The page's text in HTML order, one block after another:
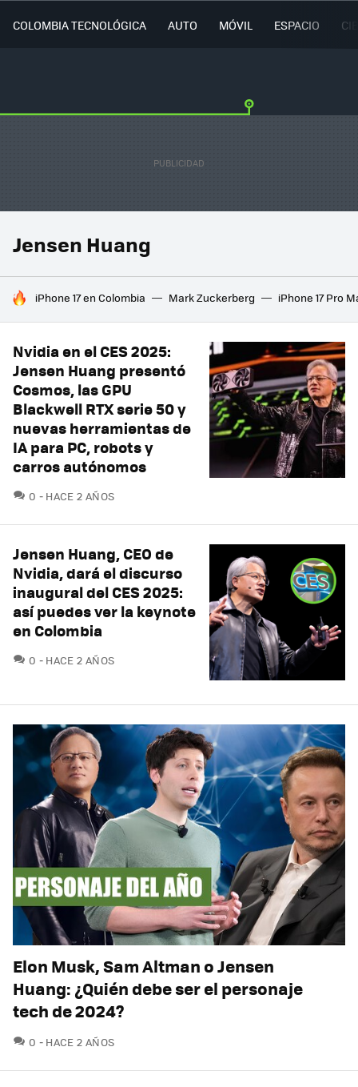
COLOMBIA TECNOLÓGICA AUTO MÓVIL ESPACIO
Jensen Huang
HOY SE HABLA DE
iPhone 17 en Colombia Mark Zuckerberg iPhone 17 Pro
Nvidia en el CES 2025:
Jensen Huang presentó
Cosmos, las GPU
Blackwell RTX serie 50 y
nuevas herramientas de
IA para PC, robots y
carros autónomos
0 COMENTARIOS
HACE 2 AÑOS
Jensen Huang, CEO de
Nvidia, dará el discurso
inaugural del CES 2025:
así puedes ver la keynote
en Colombia
0 COMENTARIOS
HACE 2 AÑOS
Elon Musk, Sam Altman o Jensen
Huang: ¿Quién debe ser el personaje
tech de 2024?
0 COMENTARIOS
HACE 2 AÑOS